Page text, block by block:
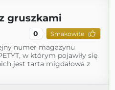
gruszkami
0 Smakowite
numer magazynu
w którym pojawiły się
jest tarta migdałowa z